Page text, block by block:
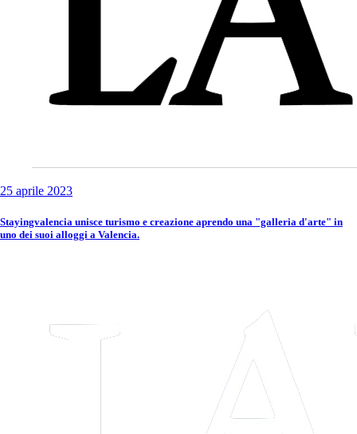
25 aprile 2023
Stayingvalencia unisce turismo e creazione aprendo una "galleria d'arte" in
uno dei suoi alloggi a Valencia.